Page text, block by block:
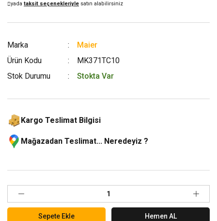
yada taksit seçenekleriyle satın alabilirsiniz
Marka
Maier
Ürün Kodu
MK371TC10
Stok Durumu
Stokta Var
Kargo Teslimat Bilgisi
Mağazadan Teslimat... Neredeyiz ?
Sepete Ekle Hemen AL